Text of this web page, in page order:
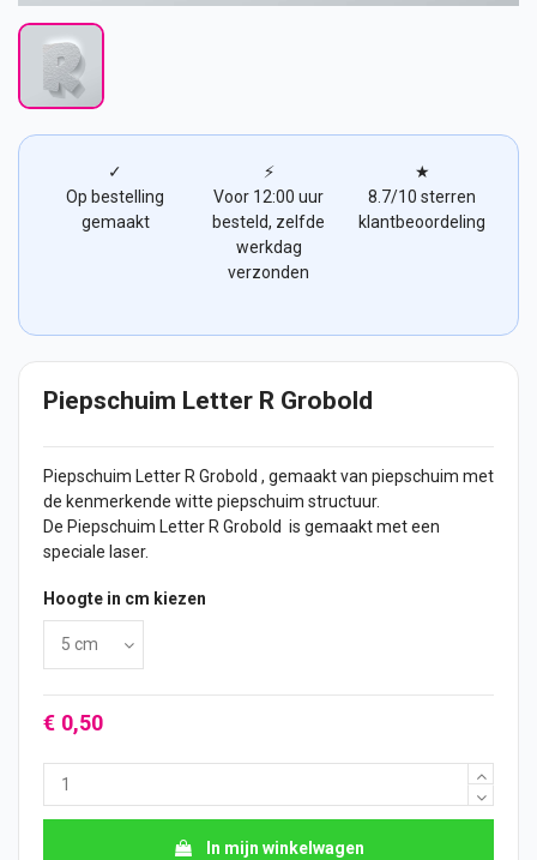
✓
Op bestelling
gemaakt
⚡
Voor 12:00 uur
besteld, zelfde
werkdag
verzonden
★
8.7/10 sterren
klantbeoordeling
Piepschuim Letter R Grobold
Piepschuim Letter R Grobold , gemaakt van piepschuim met
de kenmerkende witte piepschuim structuur.
De Piepschuim Letter R Grobold is gemaakt met een
speciale laser.
Hoogte in cm kiezen
€ 0,50
In mijn winkelwagen